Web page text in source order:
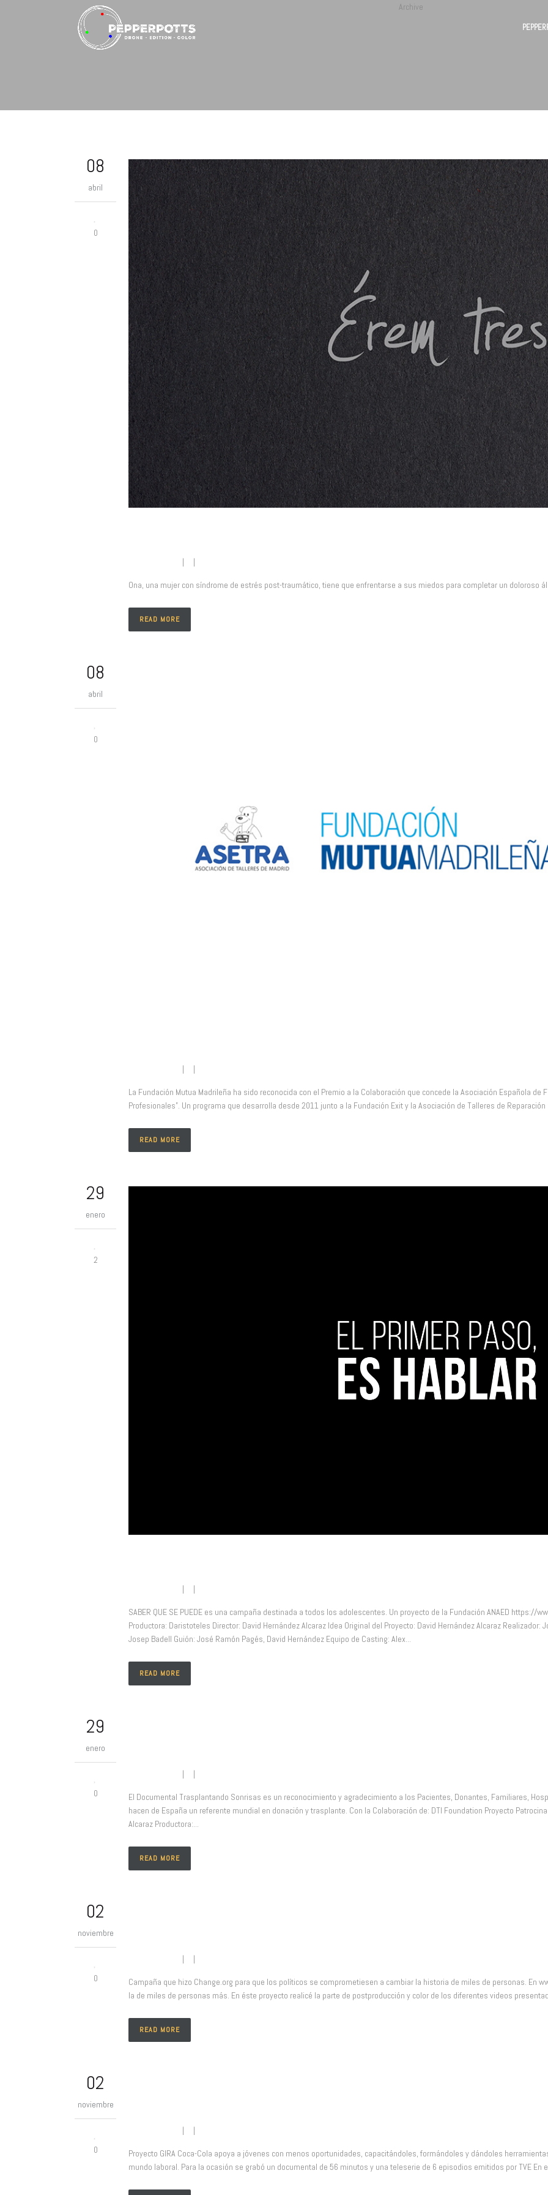
Archive
08
abril
0
| |
Ona, una mujer con síndrome de estrés post-traumático, tiene que enfrentarse a sus miedos para completar un doloroso
READ MORE
08
abril
0
| |
La Fundación Mutua Madrileña ha sido reconocida con el Premio a la Colaboración que concede la Asociación Española de
Profesionales”. Un programa que desarrolla desde 2011 junto a la Fundación Exit y la Asociación de Talleres de Reparación
READ MORE
29
enero
2
| |
SABER QUE SE PUEDE es una campaña destinada a todos los adolescentes. Un proyecto de la Fundación ANAED
Productora: Daristoteles Director: David Hernández Alcaraz Idea Original del Proyecto: David Hernández Alcaraz
Josep Badell Guión: José Ramón Pagés, David Hernández Equipo de Casting: Alex...
READ MORE
29
enero
0
| |
El Documental Trasplantando Sonrisas es un reconocimiento y agradecimiento a los Pacientes, Donantes, Familiares,
hacen de España un referente mundial en donación y trasplante. Con la Colaboración de: DTI Foundation Proyecto
Alcaraz Productora:...
READ MORE
02
noviembre
0
| |
Campaña que hizo Change.org para que los políticos se comprometiesen a cambiar la historia de miles de personas. En
la de miles de personas más. En éste proyecto realicé la parte de postproducción y color de los diferentes videos
READ MORE
02
noviembre
0
| |
Proyecto GIRA Coca-Cola apoya a jóvenes con menos oportunidades, capacitándoles, formándoles y dándoles
mundo laboral. Para la ocasión se grabó un documental de 56 minutos y una teleserie de 6 episodios emitidos por TVE En